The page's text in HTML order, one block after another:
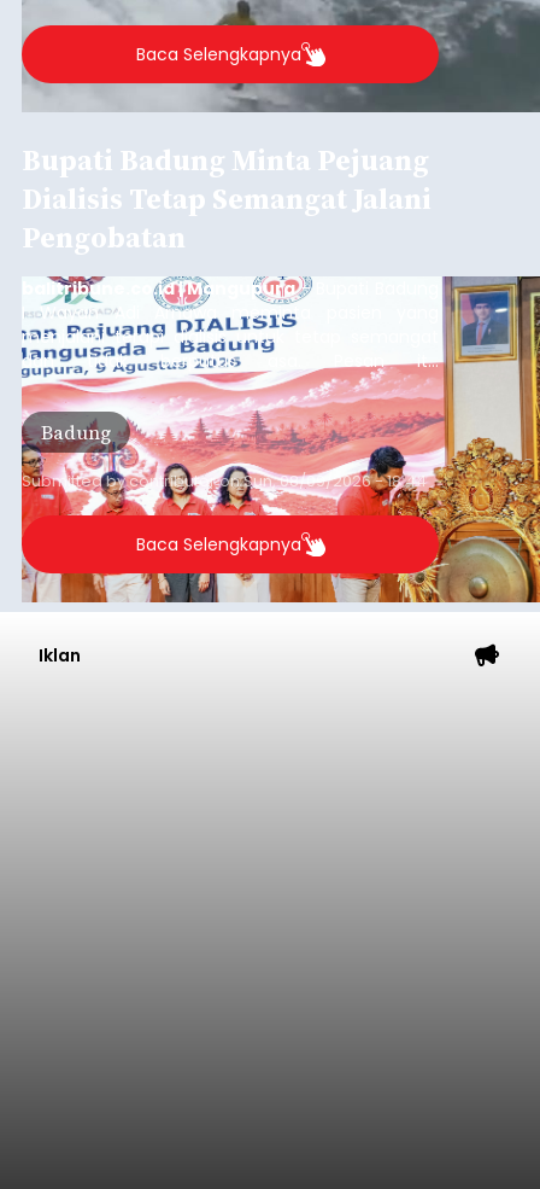
Baca Selengkapnya
Bupati Badung Minta Pejuang
Dialisis Tetap Semangat Jalani
Pengobatan
balitribune.co.id | Mangupura- Bupati Badung
I Wayan Adi Arnawa meminta pasien yang
menjalani terapi dialisis untuk tetap semangat
dan tidak berputus asa. Pesan itu
disampaikannya saat menghadiri Sarasehan
Pejuang Dialisis yang digelar RSD Mangusada di
Ruang Kertha Gosana, Puspem Badung, Minggu
(9/8/2026).
Badung
Submitted bycontributoronSun, 08/09/2026 - 18:44
Baca Selengkapnya
Iklan